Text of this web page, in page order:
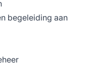
begeleiding aan